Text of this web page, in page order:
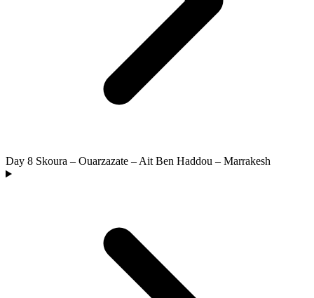
Day 8 Skoura – Ouarzazate – Ait Ben Haddou – Marrakesh